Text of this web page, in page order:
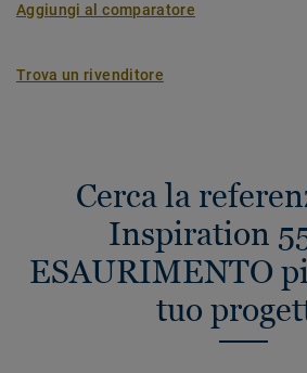
Aggiungi al comparatore
Trova un rivenditore
Cerca la
Inspiration
ESAURIMENTO
tuo